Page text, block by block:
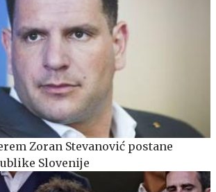
Zoran Stevanović postane
Slovenije